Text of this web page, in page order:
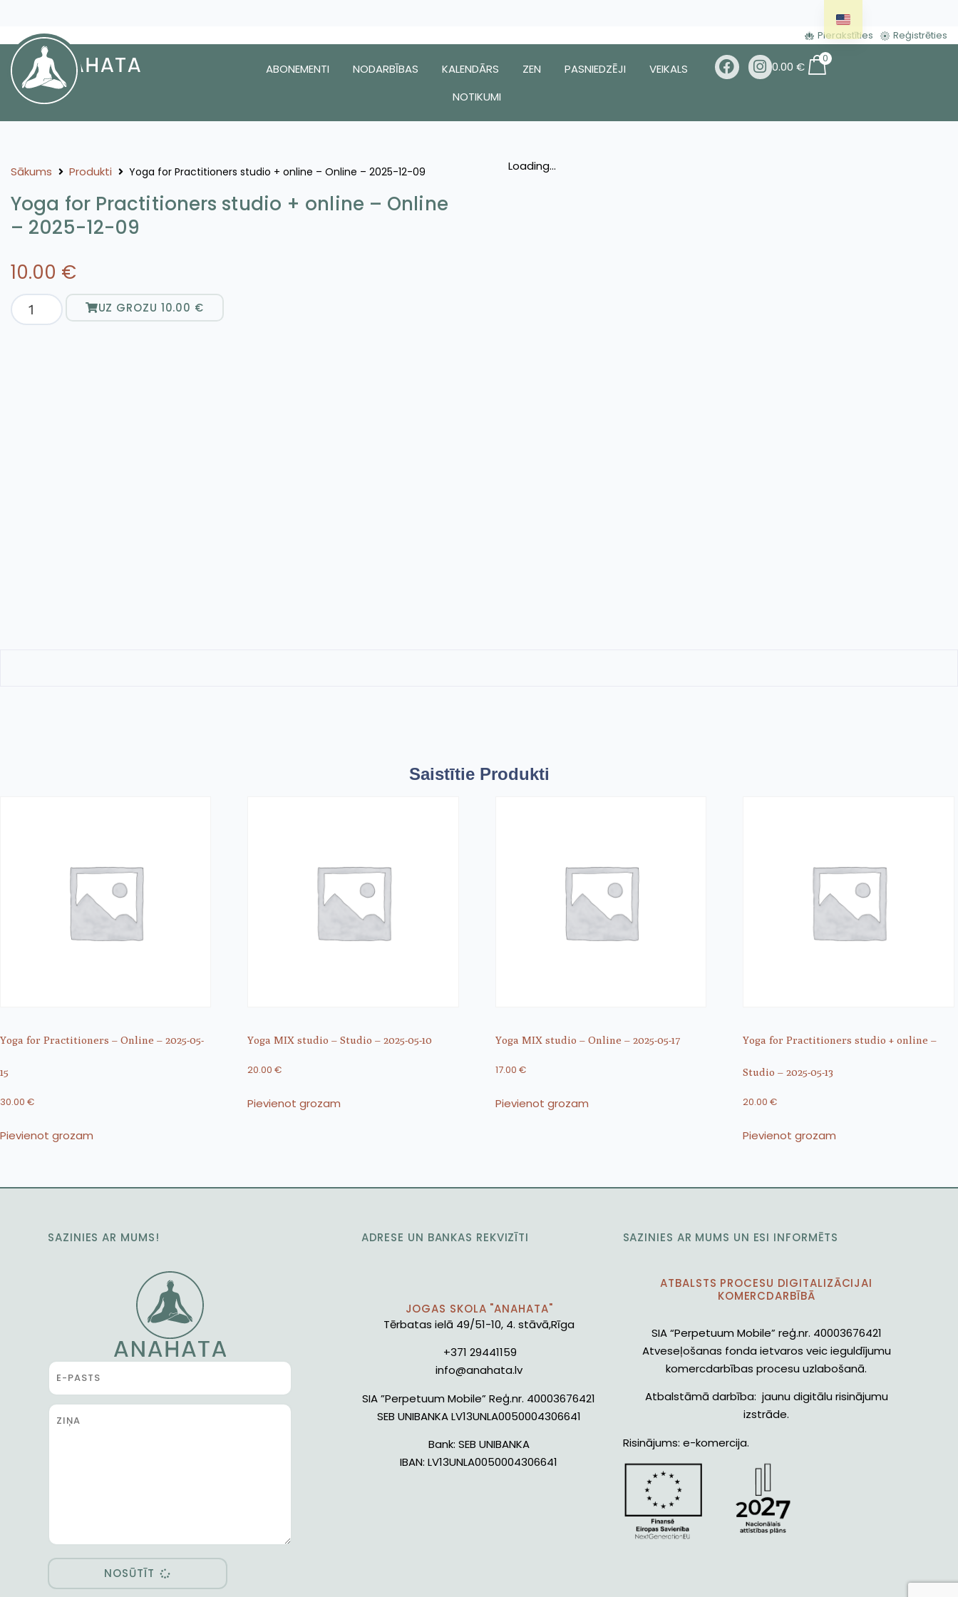
Pierakstīties Reģistrēties
ABONEMENTI NODARBĪBAS KALENDĀRS ZEN PASNIEDZĒJI
VEIKALS
NOTIKUMI
0.00€
0
Sākums Produkti Yoga for Practitioners studio + online – Online – 2025-12-09
Yoga for Practitioners studio + online – Online
– 2025-12-09
10.00 €
UZ GROZU 10.00 €
Loading...
Saistītie Produkti
Yoga for Practitioners – Online – 2025-05-
15
30.00 €
Pievienot grozam
Yoga MIX studio – Studio – 2025-05-10
20.00€
Pievienot grozam
Yoga MIX studio – Online – 2025-05-17
17.00 €
Pievienot grozam
Yoga for Practitioners studio + online –
Studio – 2025-05-13
20.00€
Pievienot grozam
SAZINIES AR MUMS!
NOSŪTĪT
ADRESE UN BANKAS REKVIZĪTI
JOGAS SKOLA "ANAHATA"
Tērbatas ielā 49/51-10, 4. stāvā,Rīga
+371 29441159
info@anahata.lv
SIA ”Perpetuum Mobile” Reģ.nr. 40003676421
SEB UNIBANKA LV13UNLA0050004306641
Bank: SEB UNIBANKA
IBAN: LV13UNLA0050004306641
SAZINIES AR MUMS UN ESI INFORMĒTS
ATBALSTS PROCESU DIGITALIZĀCIJAI
KOMERCDARBĪBĀ
SIA “Perpetuum Mobile” reģ.nr. 40003676421
Atveseļošanas fonda ietvaros veic ieguldījumu
komercdarbības procesu uzlabošanā.
Atbalstāmā darbība: jaunu digitālu risinājumu
izstrāde.
Risinājums: e-komercija.